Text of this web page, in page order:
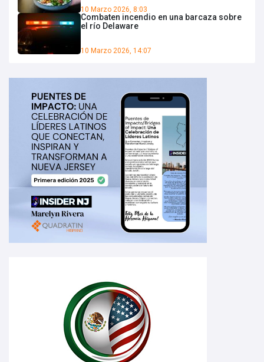
10 Marzo 2026, 8:03
Combaten incendio en una barcaza sobre
el río Delaware
10 Marzo 2026, 14:07